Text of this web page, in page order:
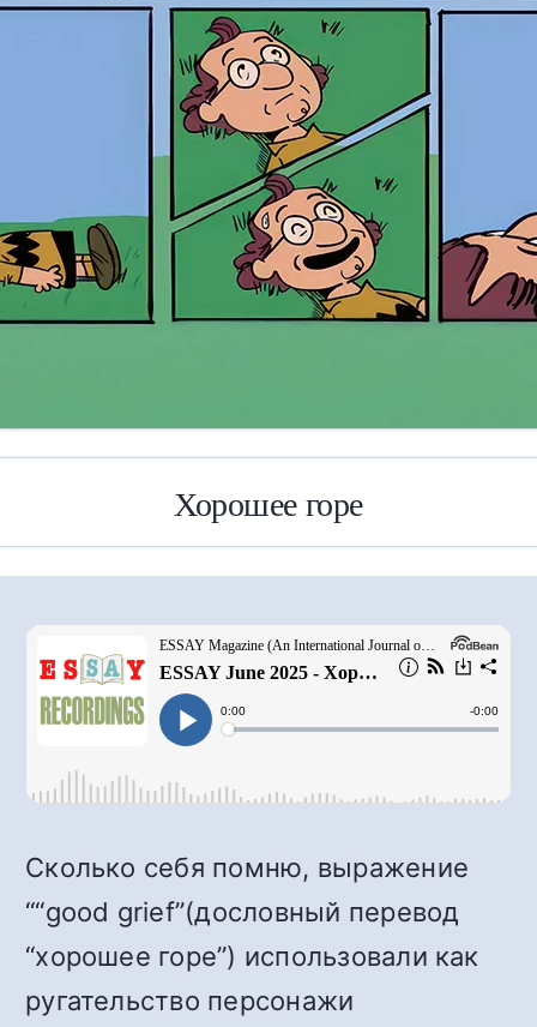
Хорошее горе
Сколько себя помню, выражение
““good grief”(дословный перевод
“хорошее горе”) использовали как
ругательство персонажи